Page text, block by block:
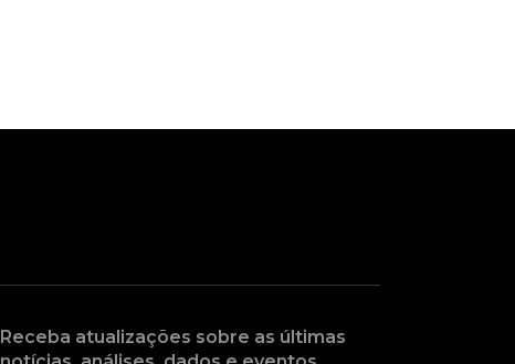
Receba atualizações sobre as últimas